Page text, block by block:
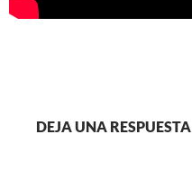
DEJA UNA RESPUESTA